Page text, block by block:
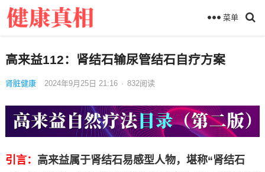
菜单
高来益112：肾结石输尿管结石自疗方案
肾脏健康 2024年9月25日 21:16 · 832阅读
引言： 高来益属于肾结石易感型人物，堪称“肾结石